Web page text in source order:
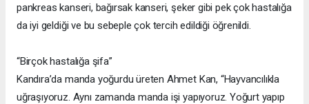
pankreas kanseri, bağırsak kanseri, şeker gibi pek çok hastalığa
da iyi geldiği ve bu sebeple çok tercih edildiği öğrenildi.
“Birçok hastalığa şifa”
Kandıra’da manda yoğurdu üreten Ahmet Kan, “Hayvancılıkla
uğraşıyoruz. Aynı zamanda manda işi yapıyoruz. Yoğurt yapıp